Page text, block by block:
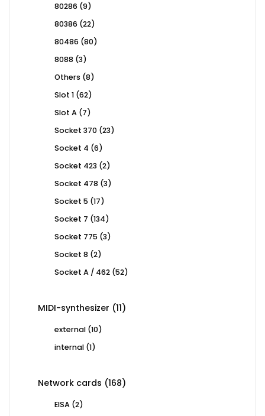
80286 99
80386 2222
80486 8080
8088 33
Others 88
Slot 1 6262
Slot A 77
Socket 370 2323
Socket 4 66
Socket 423 22
Socket 478 33
Socket 5 1717
Socket 7 134134
Socket 775 33
Socket 8 22
Socket A / 462 5252
MIDI-synthesizer 1111
external 1010
internal 11
Network cards 168168
EISA 22